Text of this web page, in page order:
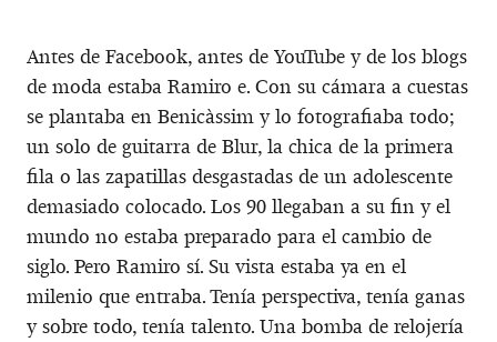
Antes de Facebook, antes de YouTube y de los blogs
de moda estaba Ramiro e. Con su cámara a cuestas
se plantaba en Benicàssim y lo fotografiaba todo;
un solo de guitarra de Blur, la chica de la primera
fila o las zapatillas desgastadas de un adolescente
demasiado colocado. Los 90 llegaban a su fin y el
mundo no estaba preparado para el cambio de
siglo. Pero Ramiro sí. Su vista estaba ya en el
milenio que entraba. Tenía perspectiva, tenía ganas
y sobre todo, tenía talento. Una bomba de relojería